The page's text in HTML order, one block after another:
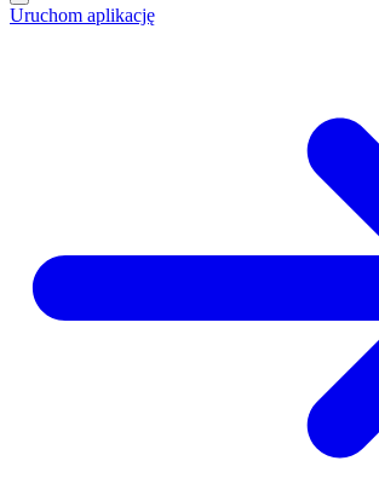
Uruchom aplikację